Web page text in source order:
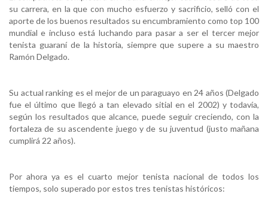
su carrera, en la que con mucho esfuerzo y sacrificio, selló con el
aporte de los buenos resultados su encumbramiento como top 100
mundial e incluso está luchando para pasar a ser el tercer mejor
tenista guaraní de la historia, siempre que supere a su maestro
Ramón Delgado.
Su actual ranking es el mejor de un paraguayo en 24 años (Delgado
fue el último que llegó a tan elevado sitial en el 2002) y todavía,
según los resultados que alcance, puede seguir creciendo, con la
fortaleza de su ascendente juego y de su juventud (justo mañana
cumplirá 22 años).
Por ahora ya es el cuarto mejor tenista nacional de todos los
tiempos, solo superado por estos tres tenistas históricos: